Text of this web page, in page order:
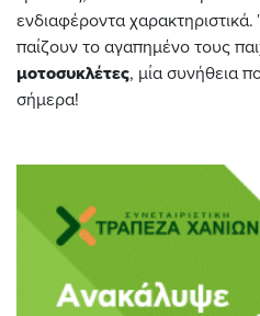
ενδιαφέροντα
παίζουν το αγαπημένο τους
μοτοσυκλέτες, μία συνήθεια
σήμερα!